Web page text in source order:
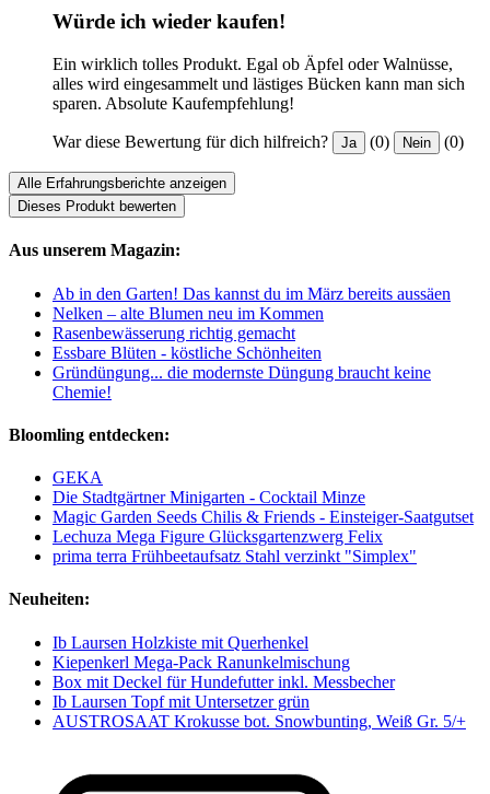
Würde ich wieder kaufen!
Ein wirklich tolles Produkt. Egal ob Äpfel oder Walnüsse,
alles wird eingesammelt und lästiges Bücken kann man sich
sparen. Absolute Kaufempfehlung!
War diese Bewertung für dich hilfreich? Ja (0) Nein (0)
Alle Erfahrungsberichte anzeigen
Dieses Produkt bewerten
Aus unserem Magazin:
Ab in den Garten! Das kannst du im März bereits aussäen
Nelken – alte Blumen neu im Kommen
Rasenbewässerung richtig gemacht
Essbare Blüten - köstliche Schönheiten
Gründüngung... die modernste Düngung braucht keine
Chemie!
Bloomling entdecken:
GEKA
Die Stadtgärtner Minigarten - Cocktail Minze
Magic Garden Seeds Chilis & Friends - Einsteiger-Saatgutset
Lechuza Mega Figure Glücksgartenzwerg Felix
prima terra Frühbeetaufsatz Stahl verzinkt "Simplex"
Neuheiten:
Ib Laursen Holzkiste mit Querhenkel
Kiepenkerl Mega-Pack Ranunkelmischung
Box mit Deckel für Hundefutter inkl. Messbecher
Ib Laursen Topf mit Untersetzer grün
AUSTROSAAT Krokusse bot. Snowbunting, Weiß Gr. 5/+